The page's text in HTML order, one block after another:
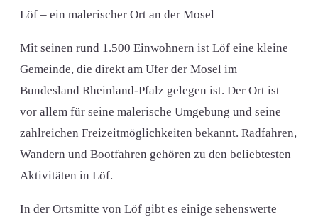
Löf – ein malerischer Ort an der Mosel
Mit seinen rund 1.500 Einwohnern ist Löf eine kleine
Gemeinde, die direkt am Ufer der Mosel im
Bundesland Rheinland-Pfalz gelegen ist. Der Ort ist
vor allem für seine malerische Umgebung und seine
zahlreichen Freizeitmöglichkeiten bekannt. Radfahren,
Wandern und Bootfahren gehören zu den beliebtesten
Aktivitäten in Löf.
In der Ortsmitte von Löf gibt es einige sehenswerte